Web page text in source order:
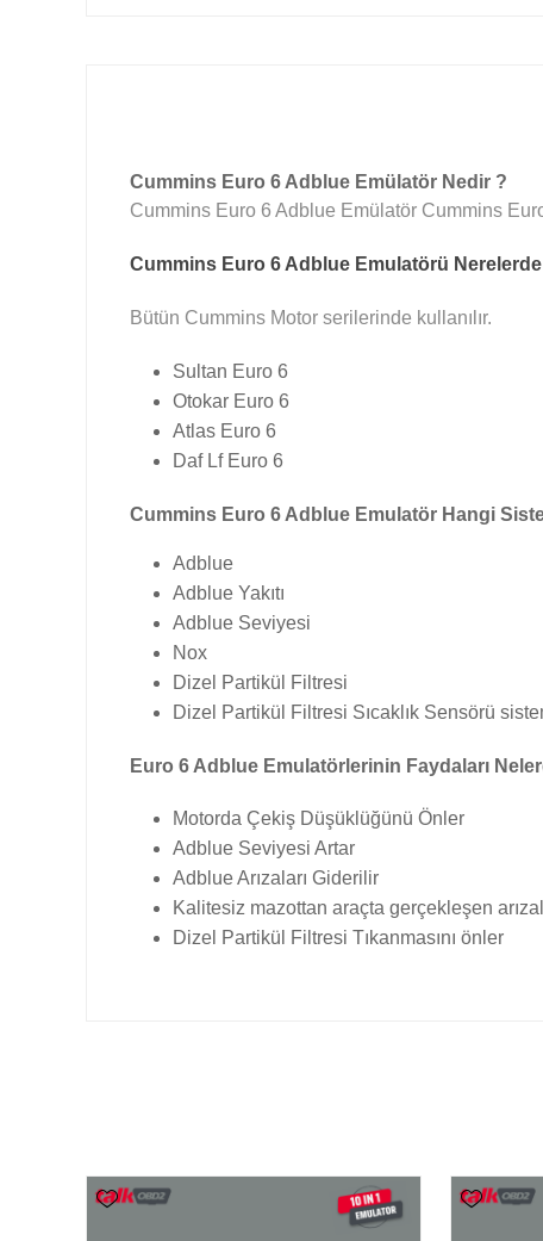
Cummins Euro 6 Adblue Emülatör Nedir ?
Cummins Euro 6 Adblue Emülatör Cummins
Cummins Euro 6 Adblue Emulatörü Nerelerde
Bütün Cummins Motor serilerinde kullanılır.
Sultan Euro 6
Otokar Euro 6
Atlas Euro 6
Daf Lf Euro 6
Cummins Euro 6 Adblue Emulatör Hangi
Adblue
Adblue Yakıtı
Adblue Seviyesi
Nox
Dizel Partikül Filtresi
Dizel Partikül Filtresi Sıcaklık Sensörü
Euro 6 Adblue Emulatörlerinin Faydaları
Motorda Çekiş Düşüklüğünü Önler
Adblue Seviyesi Artar
Adblue Arızaları Giderilir
Kalitesiz mazottan araçta gerçekleşen
Dizel Partikül Filtresi Tıkanmasını önler